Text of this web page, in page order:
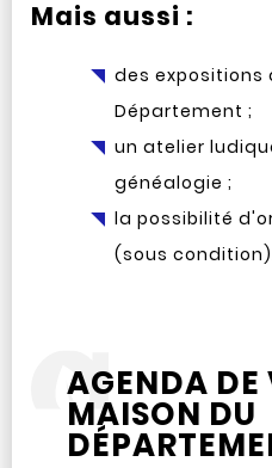
Mais aussi :
des expositions
Département ;
un atelier
généalogie ;
la possibilité
(sous
AGENDA DE
MAISON DU